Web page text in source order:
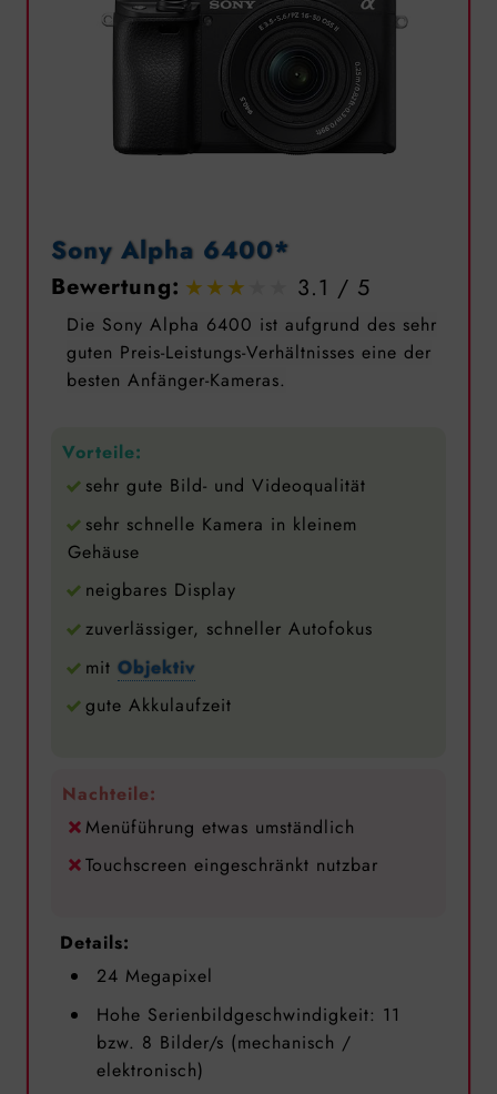
Sony Alpha 6400*
Bewertung: 3.1
Die Sony Alpha 6400 ist aufgrund des sehr
guten Preis-Leistungs-Verhältnisses eine der
besten Anfänger-Kameras.
Vorteile:
sehr gute Bild- und Videoqualität
sehr schnelle Kamera in kleinem
Gehäuse
neigbares Display
zuverlässiger, schneller Autofokus
mit Objektiv
gute Akkulaufzeit
Nachteile:
Menüführung etwas umständlich
Touchscreen eingeschränkt nutzbar
Details:
24 Megapixel
Hohe Serienbildgeschwindigkeit: 11
bzw. 8 Bilder/s (mechanisch /
elektronisch)